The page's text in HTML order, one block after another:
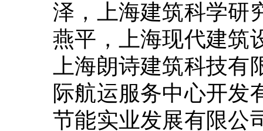
泽，上海建筑科学研
燕平，上海现代建筑
上海朗诗建筑科技
际航运服务中心开发
节能实业发展有限公